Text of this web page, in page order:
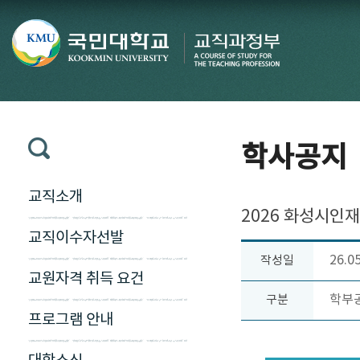
교직소개
교직이수자선발
교원자격 취득 요건
프로그램 안내
학사공지
2026 화성시인
작성일
구분 학부